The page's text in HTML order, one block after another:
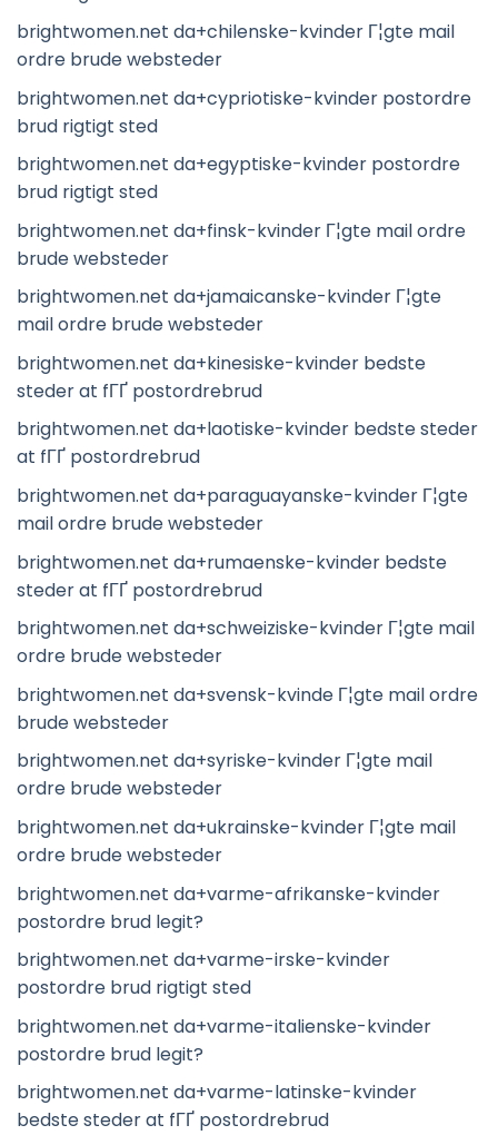
brightwomen.net da+chilenske-kvinder Г¦gte mail
ordre brude websteder
brightwomen.net da+cypriotiske-kvinder postordre
brud rigtigt sted
brightwomen.net da+egyptiske-kvinder postordre
brud rigtigt sted
brightwomen.net da+finsk-kvinder Г¦gte mail ordre
brude websteder
brightwomen.net da+jamaicanske-kvinder Г¦gte
mail ordre brude websteder
brightwomen.net da+kinesiske-kvinder bedste
steder at fГҐ postordrebrud
brightwomen.net da+laotiske-kvinder bedste steder
at fГҐ postordrebrud
brightwomen.net da+paraguayanske-kvinder Г¦gte
mail ordre brude websteder
brightwomen.net da+rumaenske-kvinder bedste
steder at fГҐ postordrebrud
brightwomen.net da+schweiziske-kvinder Г¦gte mail
ordre brude websteder
brightwomen.net da+svensk-kvinde Г¦gte mail ordre
brude websteder
brightwomen.net da+syriske-kvinder Г¦gte mail
ordre brude websteder
brightwomen.net da+ukrainske-kvinder Г¦gte mail
ordre brude websteder
brightwomen.net da+varme-afrikanske-kvinder
postordre brud legit?
brightwomen.net da+varme-irske-kvinder
postordre brud rigtigt sted
brightwomen.net da+varme-italienske-kvinder
postordre brud legit?
brightwomen.net da+varme-latinske-kvinder
bedste steder at fГҐ postordrebrud